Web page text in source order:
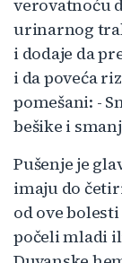
verovatnoću
urinarnog
i dodaje da
i da poveća
pomešani: -
bešike i
Pušenje je
imaju do
od ove
počeli mladi